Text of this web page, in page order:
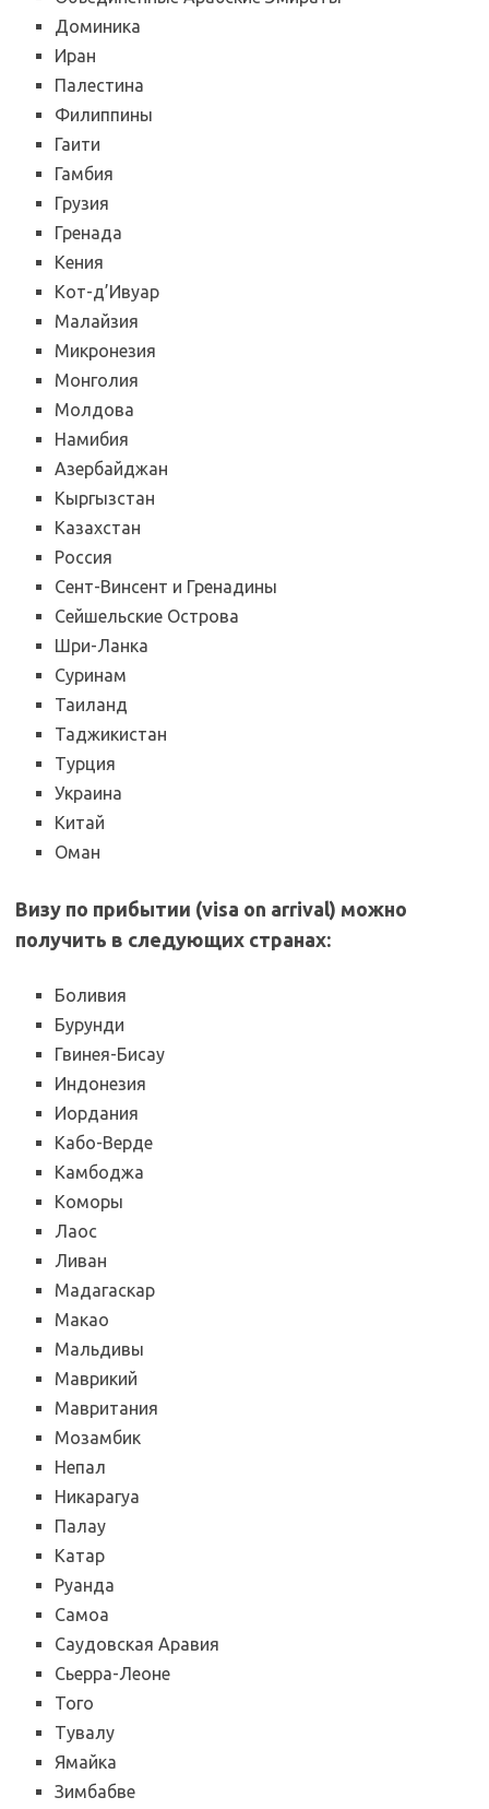
Доминика
Иран
Палестина
Филиппины
Гаити
Гамбия
Грузия
Гренада
Кения
Кот-д’Ивуар
Малайзия
Микронезия
Монголия
Молдова
Намибия
Азербайджан
Кыргызстан
Казахстан
Россия
Сент-Винсент и Гренадины
Сейшельские Острова
Шри-Ланка
Суринам
Таиланд
Таджикистан
Турция
Украина
Китай
Оман
Визу по прибытии (visa on arrival) можно
получить в следующих странах:
Боливия
Бурунди
Гвинея-Бисау
Индонезия
Иордания
Кабо-Верде
Камбоджа
Коморы
Лаос
Ливан
Мадагаскар
Макао
Мальдивы
Маврикий
Мавритания
Мозамбик
Непал
Никарагуа
Палау
Катар
Руанда
Самоа
Саудовская Аравия
Сьерра-Леоне
Того
Тувалу
Ямайка
Зимбабве